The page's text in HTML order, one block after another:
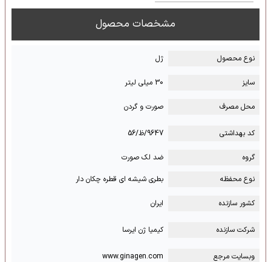
مشخصات محصول
نوع محصول ژل
سایز 30 میلی لیتر
محل مصرف صورت و گردن
کد بهداشتی 9647/ظ/56
گروه
ضد لک صورت
نوع محفظه
بطری شیشه ای قطره چکان دار
کشور سازنده ایران
شرکت سازنده کیمیا ژن ایرسا
وبسایت مرجع www.ginagen.com